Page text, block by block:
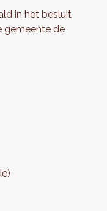
in het besluit
gemeente de